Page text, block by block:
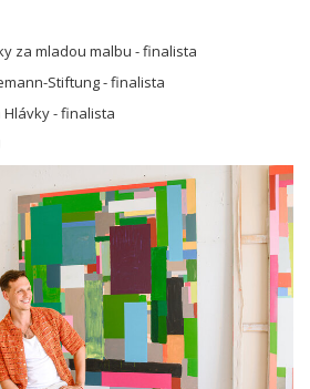
za mladou malbu - finalista
Stiftung - finalista
Hlávky - finalista